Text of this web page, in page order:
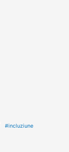
#incluziune